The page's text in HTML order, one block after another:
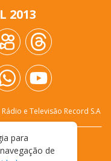
2013
e Televisão Record S.A
PRIVACIDADE
para
de